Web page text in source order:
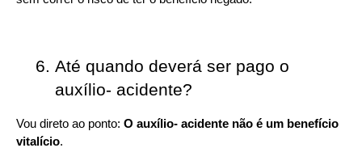
Até quando deverá ser pago o
auxílio- acidente?
Vou direto ao ponto: O auxílio- acidente não é um benefício
vitalício.